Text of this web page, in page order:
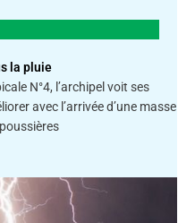
la pluie
N°4, l’archipel voit ses
avec l’arrivée d’une masse